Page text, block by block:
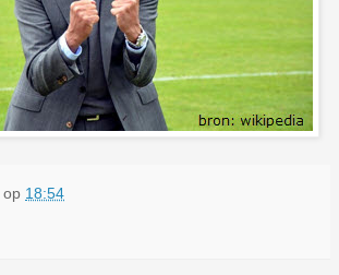
op 18:54